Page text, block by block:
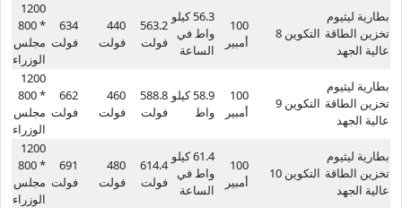
بطارية ليثيوم
تخزين الطاقة
عالية الجهد
التكوين 8
100
أمبير
56.3 كيلو
واط في
الساعة
563.2
فولت
440
فولت
634
فولت
1200
* 800
مجلس
الوزراء
بطارية ليثيوم
تخزين الطاقة
عالية الجهد
التكوين 9
100
أمبير
58.9 كيلو
واط
588.8
فولت
460
فولت
662
فولت
1200
* 800
مجلس
الوزراء
بطارية ليثيوم
تخزين الطاقة
عالية الجهد
التكوين 10
100
أمبير
61.4 كيلو
واط في
الساعة
614.4
فولت
480
فولت
691
فولت
1200
* 800
مجلس
الوزراء